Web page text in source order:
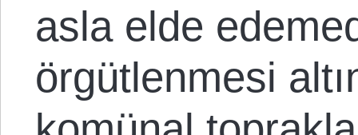
asla elde
örgütlenmesi